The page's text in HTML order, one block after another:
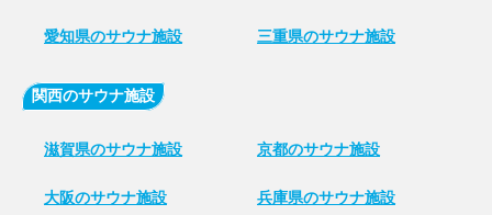
愛知県のサウナ施設 三重県のサウナ施設
関西のサウナ施設
滋賀県のサウナ施設 京都のサウナ施設
大阪のサウナ施設 兵庫県のサウナ施設